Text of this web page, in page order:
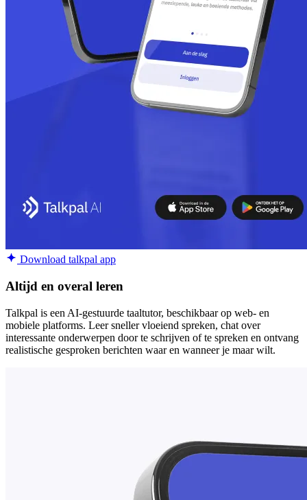
Download talkpal app
Altijd en overal leren
Talkpal is een AI-gestuurde taaltutor, beschikbaar op web- en
mobiele platforms. Leer sneller vloeiend spreken, chat over
interessante onderwerpen door te schrijven of te spreken en ontvang
realistische gesproken berichten waar en wanneer je maar wilt.